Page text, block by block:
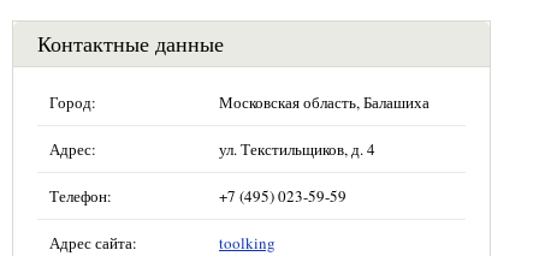
Контактные данные
Город: Московская область, Балашиха
Адрес: ул. Текстильщиков, д. 4
Телефон: +7 (495) 023-59-59
Адрес сайта: toolking